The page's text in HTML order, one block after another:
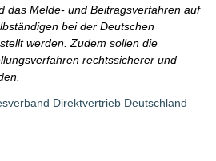
das Melde- und Beitragsverfahren auf
bei der Deutschen
werden. Zudem sollen die
rechtssicherer und
Direktvertrieb Deutschland